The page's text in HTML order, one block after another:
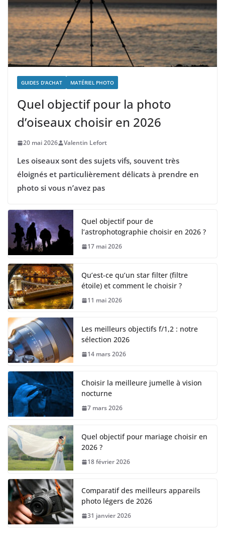
GUIDES D'ACHAT MATÉRIEL PHOTO
Quel objectif pour la photo
d’oiseaux choisir en 2026
20 mai 2026 Valentin Lefort
Les oiseaux sont des sujets vifs, souvent très
éloignés et particulièrement délicats à prendre en
photo si vous n’avez pas
Quel objectif pour de
l’astrophotographie choisir en 2026 ?
17 mai 2026
Qu’est-ce qu’un star filter (filtre
étoile) et comment le choisir ?
11 mai 2026
Les meilleurs objectifs f/1,2 : notre
sélection 2026
14 mars 2026
Choisir la meilleure jumelle à vision
nocturne
7 mars 2026
Quel objectif pour mariage choisir en
2026 ?
18 février 2026
Comparatif des meilleurs appareils
photo légers de 2026
31 janvier 2026